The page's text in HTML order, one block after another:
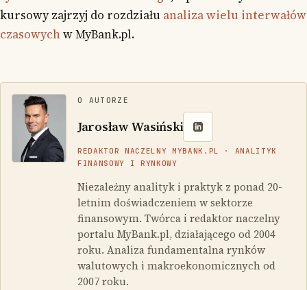
kursowy zajrzyj do rozdziału analiza wielu interwałów
czasowychw MyBank.pl.
O AUTORZE
Jarosław Wasiński
REDAKTOR NACZELNY MYBANK.PL · ANALITYK
FINANSOWY I RYNKOWY
Niezależny analityk i praktyk z ponad 20-
letnim doświadczeniem w sektorze
finansowym. Twórca i redaktor naczelny
portalu MyBank.pl, działającego od 2004
roku. Analiza fundamentalna rynków
walutowych i makroekonomicznych od
2007 roku.